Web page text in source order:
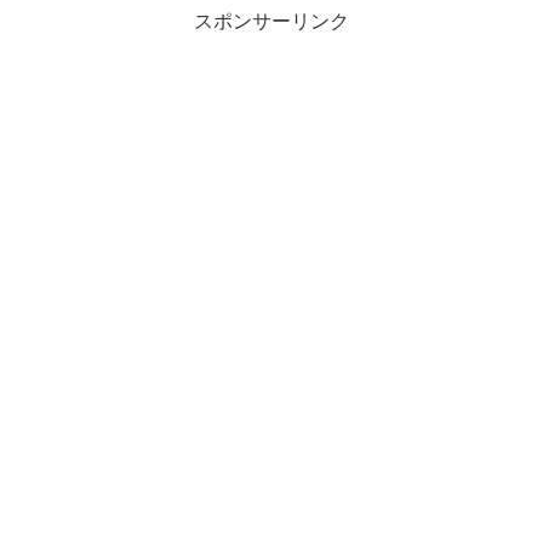
スポンサーリンク